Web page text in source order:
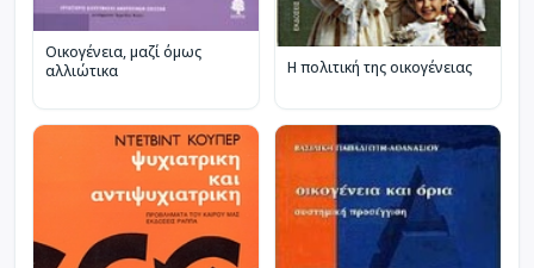
Οικογένεια, μαζί όμως
αλλιώτικα
Η πολιτική της οικογένειας